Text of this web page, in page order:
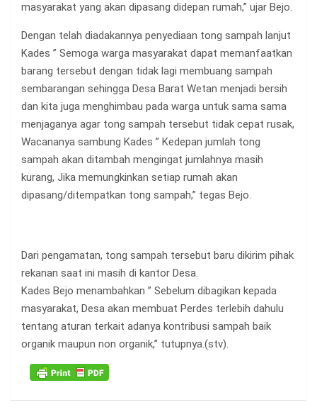
masyarakat yang akan dipasang didepan rumah,” ujar Bejo.
Dengan telah diadakannya penyediaan tong sampah lanjut
Kades ” Semoga warga masyarakat dapat memanfaatkan
barang tersebut dengan tidak lagi membuang sampah
sembarangan sehingga Desa Barat Wetan menjadi bersih
dan kita juga menghimbau pada warga untuk sama sama
menjaganya agar tong sampah tersebut tidak cepat rusak,
Wacananya sambung Kades ” Kedepan jumlah tong
sampah akan ditambah mengingat jumlahnya masih
kurang, Jika memungkinkan setiap rumah akan
dipasang/ditempatkan tong sampah,” tegas Bejo.
Dari pengamatan, tong sampah tersebut baru dikirim pihak
rekanan saat ini masih di kantor Desa.
Kades Bejo menambahkan ” Sebelum dibagikan kepada
masyarakat, Desa akan membuat Perdes terlebih dahulu
tentang aturan terkait adanya kontribusi sampah baik
organik maupun non organik,” tutupnya.(stv).